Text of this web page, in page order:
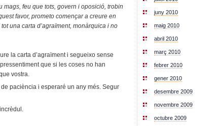
feu que tots, govern i oposició, trobin
favor, prometo començar a creure en
una carta d’agraïment, monàrquica i no
la carta d’agraïment i segueixo sense
que si les coses no han
vostra.
paciència i esperaré un any més. Segur
juny 2010
maig 2010
abril 2010
març 2010
febrer 2010
gener 2010
desembre 2009
novembre 2009
octubre 2009